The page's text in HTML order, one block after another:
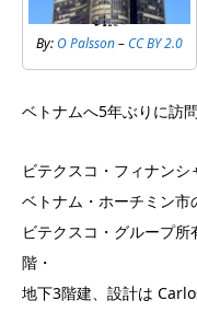
By:O Palsson–CC BY 2.0
ベトナムへ5年ぶりに訪
ビテクスコ・フィナン
ベトナム・ホーチミン市
ビテクスコ・グループ
階・
地下3階建、設計は